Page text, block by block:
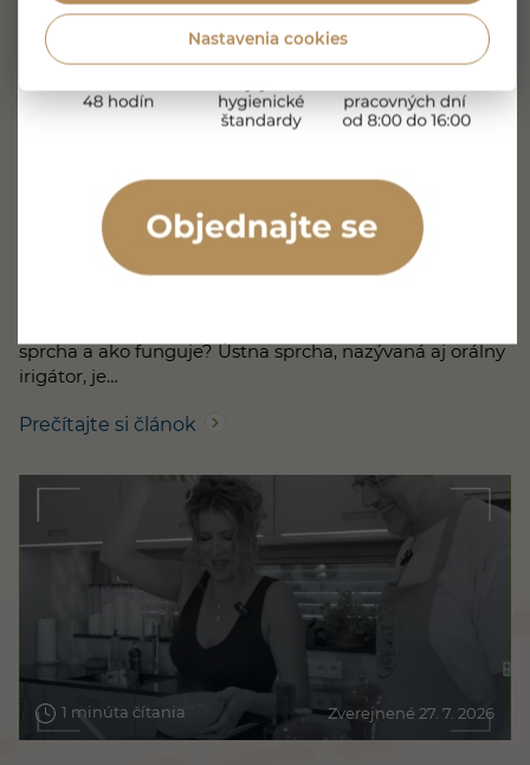
5 minút čítania Zverejnené 31. 7. 2026
sprchy?
Prúdom vody vyplavuje nečistoty z horšie dostupných
miest a môže prispieť k lepšiemu stavu ďasien. Stále
sprcha a ako funguje? Ústna sprcha, nazývaná aj orálny
irigátor, je…
Prečítajte si článok
1 minúta čítania Zverejnené 27. 7. 2026
Nastavenia cookies